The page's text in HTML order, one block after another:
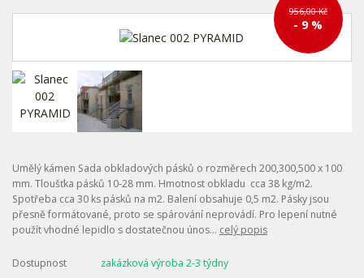
956,00 Kč
- 9 %
Umělý kámen Sada obkladových pásků o rozměrech 200,300,500 x 100
mm. Tloušťka pásků 10-28 mm. Hmotnost obkladu cca 38 kg/m2.
Spotřeba cca 30 ks pásků na m2. Balení obsahuje 0,5 m2. Pásky jsou
přesně formátované, proto se spárování neprovádí. Pro lepení nutné
použít vhodné lepidlo s dostatečnou únos... celý popis
Dostupnost zakázková výroba 2-3 týdny